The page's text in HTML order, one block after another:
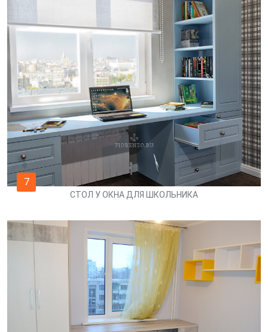
7
СТОЛ У ОКНА ДЛЯ ШКОЛЬНИКА